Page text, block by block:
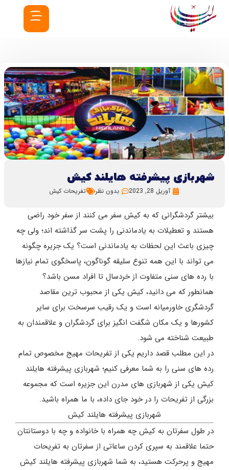
شهربازی پیشرفته هایلند کیش
آوریل 28, 2023 بدون نظر تفریحات کیش
بیشتر گردشگرانی که به کیش سفر می کنند از سفر خود راضی
هستند و تعطیلات به یادماندنی را پشت سر گذاشته اند؛ ولی چه
چیزی باعث این لحظات به یادماندنی است؟ یک جزیره چگونه
می تواند با این همه تنوع سلیقه گوناگون، پاسخگوی تمام نیازها
با رده های سنی متفاوت از خردسال تا افراد مسن باشد؟
همانطور که می دانید، کیش یکی از محبوب ترین مقاصد
گردشگری خاورمیانه است و یک رقیب سرسخت برای سایر
کشورها و یک مکان شگفت انگیز برای گردشگران و علاقمندان به
طبیعت شناخته می شود.
در این مطلب قصد داریم یکی از تفریحات مهیج مخصوص تمام
رده های سنی را به شما معرفی کنیم؛ شهربازی پیشرفته هایلند
کیش یکی از شهربازی های مدرن این جزیره است که مجموعه
بزرگی از تفریحات را در خود جای داده، با ما همراه باشید.
شهربازی پیشرفته هایلند کیش
در طول سفرتان به کیش چه همراه با خانواده و چه با دوستانتان
حتما علاقمند به سپری کردن ساعاتی از سفرتان به تفریحات
مهیج و پرحرکت هستید، به شما شهربازی پیشرفته هایلند کیش